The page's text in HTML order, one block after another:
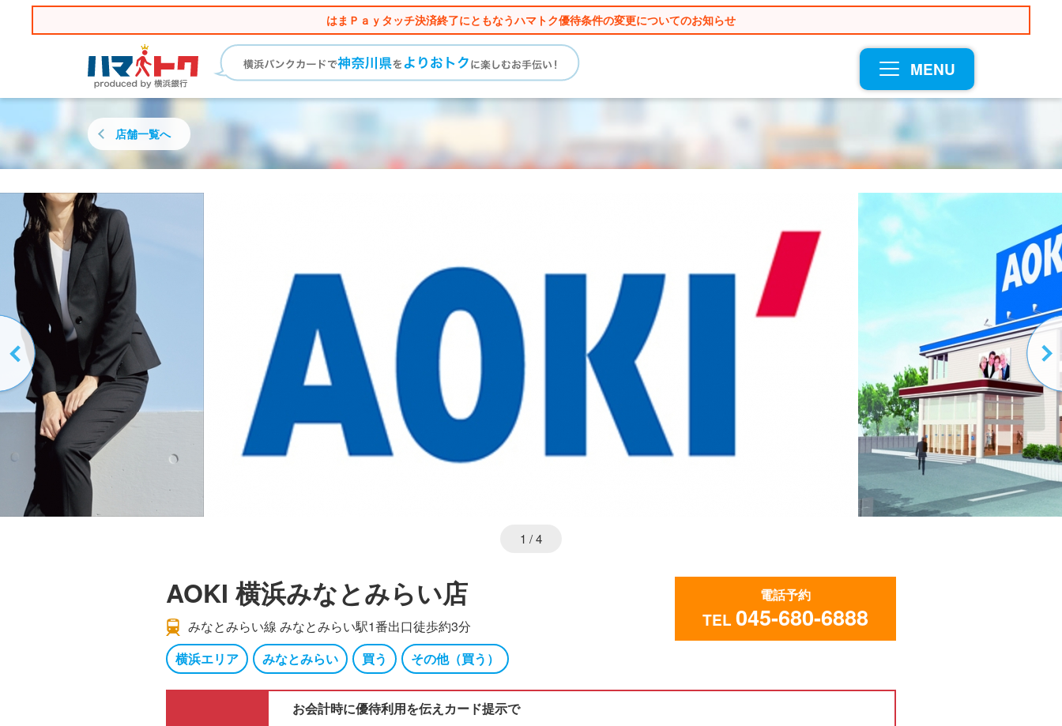
はまＰａｙタッチ決済終了にともなうハマトク優待条件の変更についてのお知らせ
MENU
店舗一覧へ
1 / 4
AOKI 横浜みなとみらい店
みなとみらい線 みなとみらい駅1番出口徒歩約3分
横浜エリア
みなとみらい 買う その他（買う）
電話予約
TEL 045-680-6888
お会計時に優待利用を伝えカード提示で